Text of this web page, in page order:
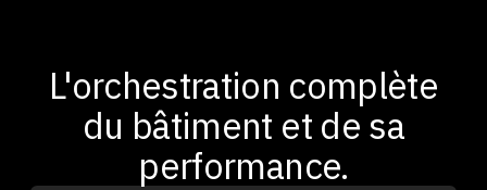
L'orchestration complète
du bâtiment et de sa
performance.